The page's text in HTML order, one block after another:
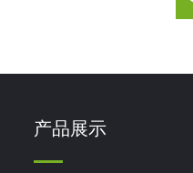
产品展示